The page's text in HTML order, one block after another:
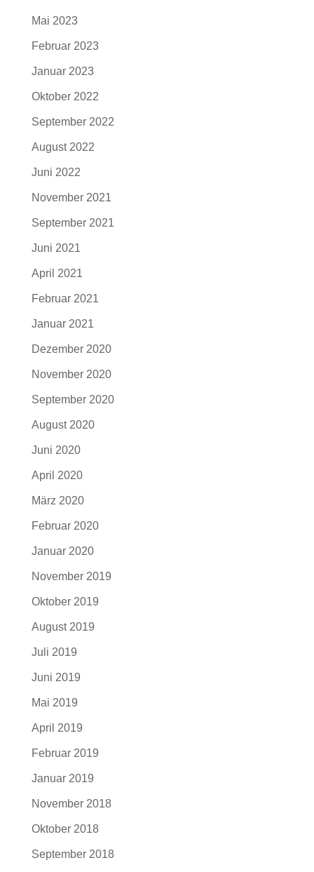
Mai 2023
Februar 2023
Januar 2023
Oktober 2022
September 2022
August 2022
Juni 2022
November 2021
September 2021
Juni 2021
April 2021
Februar 2021
Januar 2021
Dezember 2020
November 2020
September 2020
August 2020
Juni 2020
April 2020
März 2020
Februar 2020
Januar 2020
November 2019
Oktober 2019
August 2019
Juli 2019
Juni 2019
Mai 2019
April 2019
Februar 2019
Januar 2019
November 2018
Oktober 2018
September 2018